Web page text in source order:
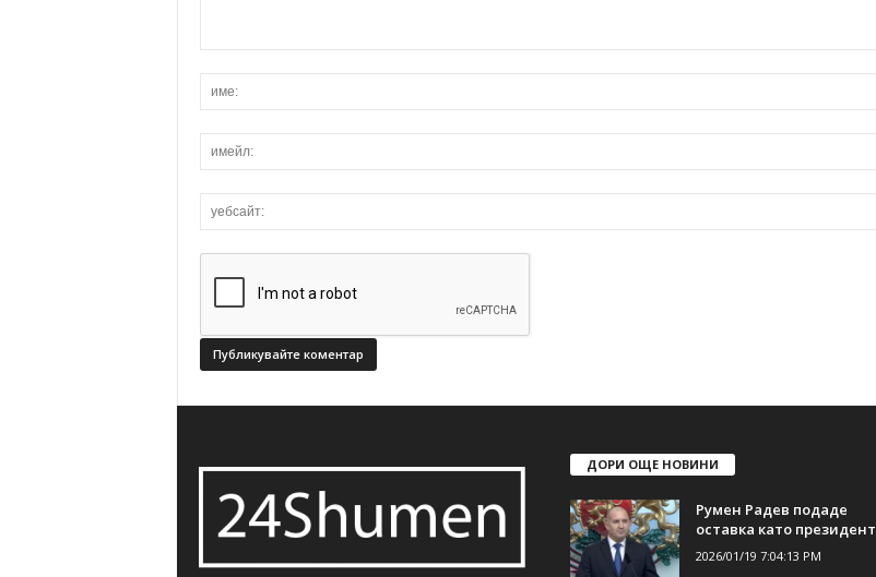
ДОРИ ОЩЕ НОВИНИ
Румен Радев подаде
оставка като президент
2026/01/19 7:04:13 PM